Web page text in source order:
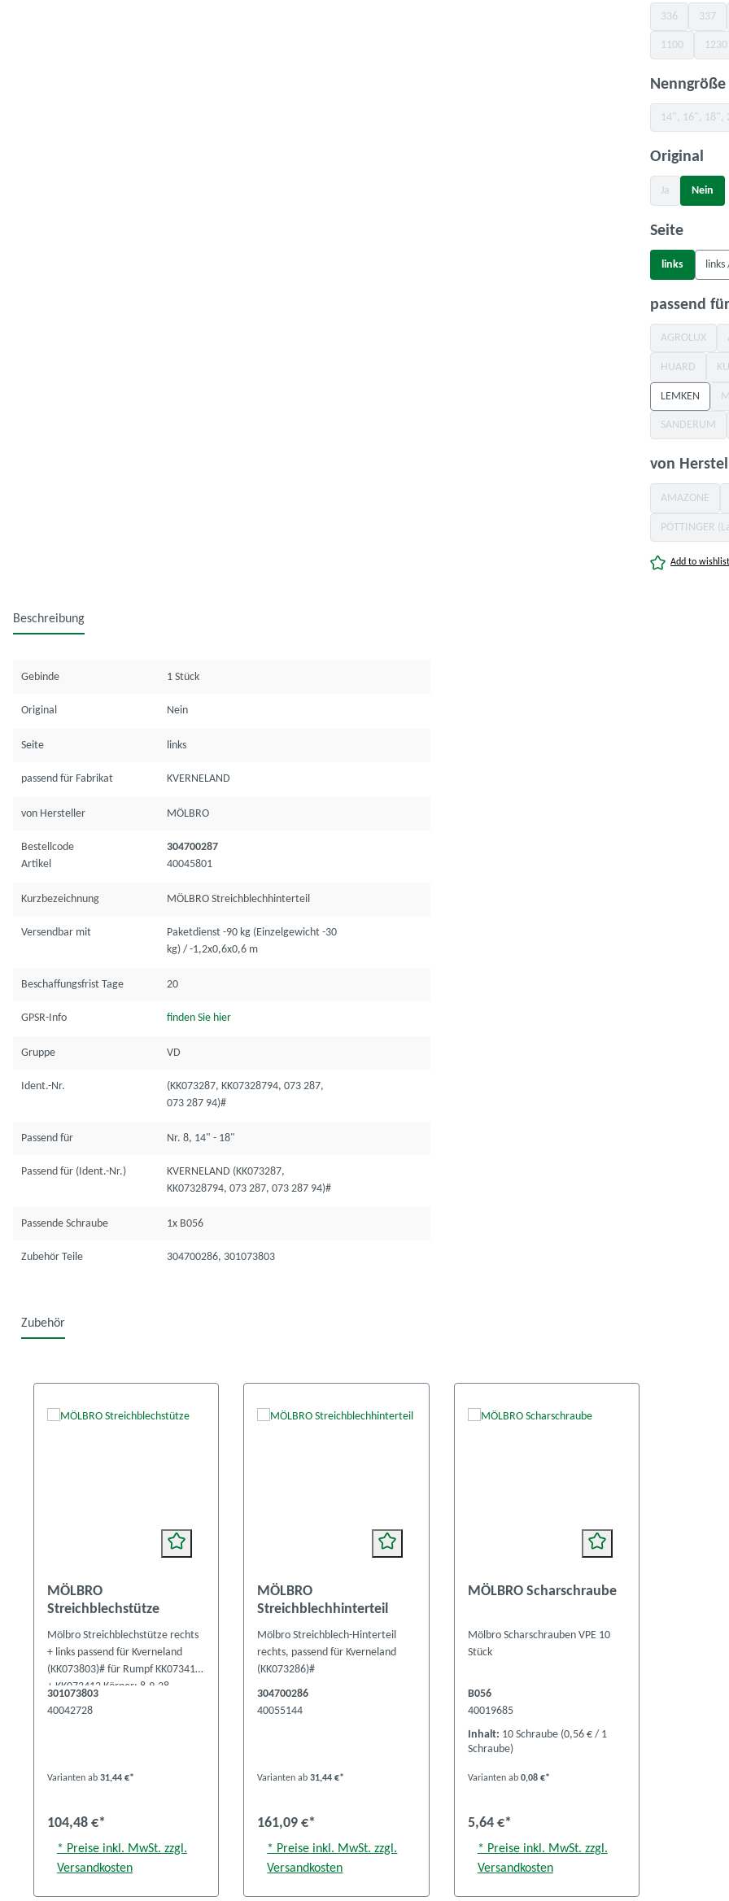
336(Diese Option
337
1100
(Diese Option
1230
Nenngröße
14", 16", 18",
(Diese
Original
Ja(Diese Option
Nein
Seite
links links
passend
AGROLUX
(Diese
HUARD(Diese
LEMKEN
SANDERUM
(Diese
von
AMAZONE
(Diese
PÖTTINGER
Add to wishlist
Beschreibung
Gebinde 1 Stück
Original Nein
Seite links
passend für Fabrikat KVERNELAND
von Hersteller MÖLBRO
Bestellcode
Artikel
304700287
40045801
Kurzbezeichnung MÖLBRO Streichblechhinterteil
Versendbar mit
Paketdienst -90 kg (Einzelgewicht -30
kg) / -1,2x0,6x0,6 m
Beschaffungsfrist Tage 20
GPSR-Info finden Sie hier
Gruppe VD
Ident.-Nr.
(KK073287, KK07328794, 073 287,
073 287 94)#
Passend für Nr. 8, 14" - 18"
Passend für (Ident.-Nr.)
KVERNELAND (KK073287,
KK07328794, 073 287, 073 287 94)#
Passende Schraube 1x B056
Zubehör Teile 304700286, 301073803
Zubehör
MÖLBRO
Streichblechstütze
Mölbro Streichblechstütze rechts
+ links passend für Kverneland
(KK073803)# für Rumpf KK073411
+ KK073412 Körper: 8,9,28,
301073803
40042728
Varianten ab 31,44 €*
104,48 €*
* Preise inkl. MwSt. zzgl.
Versandkosten
MÖLBRO
Streichblechhinterteil
Mölbro Streichblech-Hinterteil
rechts, passend für Kverneland
(KK073286)#
304700286
40055144
Varianten ab 31,44 €*
161,09 €*
* Preise inkl. MwSt. zzgl.
Versandkosten
MÖLBRO Scharschraube
Mölbro Scharschrauben VPE 10
Stück
B056
40019685
Inhalt: 10 Schraube (0,56 € / 1
Schraube)
Varianten ab0,08 €*
5,64 €*
* Preise inkl. MwSt. zzgl.
Versandkosten